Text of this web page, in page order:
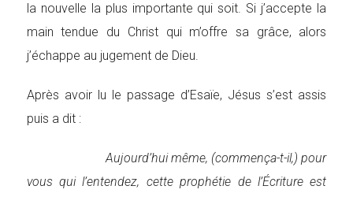
la nouvelle la plus importante qui soit. Si j’accepte la
main tendue du Christ qui m’offre sa grâce, alors
j’échappe au jugement de Dieu.
Après avoir lu le passage d’Esaïe, Jésus s’est assis
puis a dit :
Aujourd’hui même, (commença-t-il,) pour
vous qui l’entendez, cette prophétie de l’Écriture est